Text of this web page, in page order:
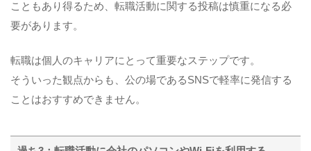
こともあり得るため、転職活動に関する投稿は慎重になる必
要があります。
転職は個人のキャリアにとって重要なステップです。
そういった観点からも、公の場であるSNSで軽率に発信する
ことはおすすめできません。